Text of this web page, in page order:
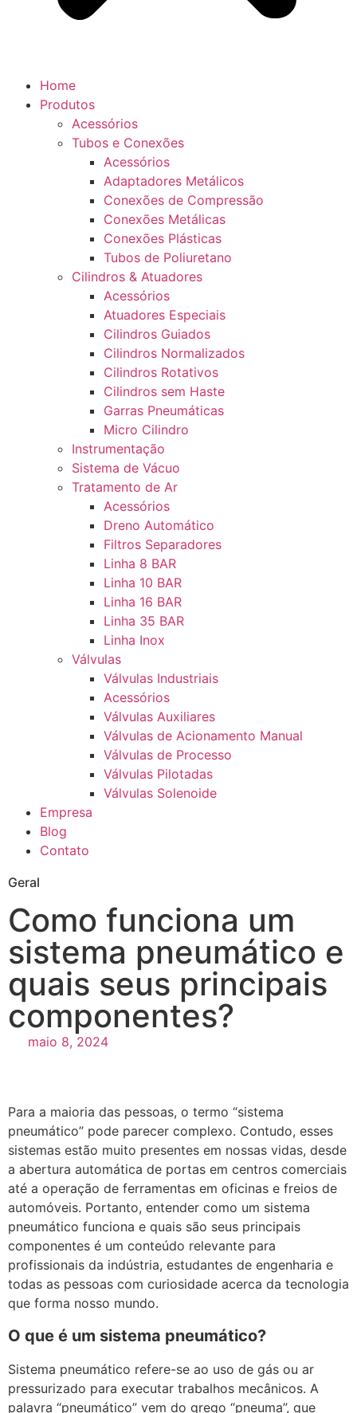
Home
Produtos
Acessórios
Tubos e Conexões
Acessórios
Adaptadores Metálicos
Conexões de Compressão
Conexões Metálicas
Conexões Plásticas
Tubos de Poliuretano
Cilindros & Atuadores
Acessórios
Atuadores Especiais
Cilindros Guiados
Cilindros Normalizados
Cilindros Rotativos
Cilindros sem Haste
Garras Pneumáticas
Micro Cilindro
Instrumentação
Sistema de Vácuo
Tratamento de Ar
Acessórios
Dreno Automático
Filtros Separadores
Linha 8 BAR
Linha 10 BAR
Linha 16 BAR
Linha 35 BAR
Linha Inox
Válvulas
Válvulas Industriais
Acessórios
Válvulas Auxiliares
Válvulas de Acionamento Manual
Válvulas de Processo
Válvulas Pilotadas
Válvulas Solenoide
Empresa
Blog
Contato
Geral
Como funciona um
sistema pneumático e
quais seus principais
componentes?
maio 8, 2024
Para a maioria das pessoas, o termo “sistema
pneumático” pode parecer complexo. Contudo, esses
sistemas estão muito presentes em nossas vidas, desde
a abertura automática de portas em centros comerciais
até a operação de ferramentas em oficinas e freios de
automóveis. Portanto, entender como um sistema
pneumático funciona e quais são seus principais
componentes é um conteúdo relevante para
profissionais da indústria, estudantes de engenharia e
todas as pessoas com curiosidade acerca da tecnologia
que forma nosso mundo.
O que é um sistema pneumático?
Sistema pneumático refere-se ao uso de gás ou ar
pressurizado para executar trabalhos mecânicos. A
palavra “pneumático” vem do grego “pneuma”, que